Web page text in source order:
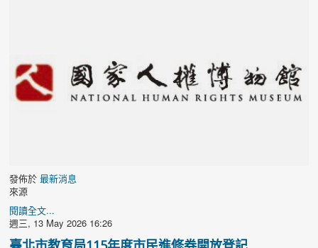
發佈於 最新消息
來源
閱讀全文...
週三, 13 May 2026 16:26